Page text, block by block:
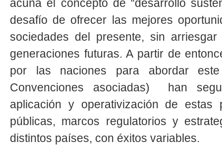
acuña el concepto de “desarrollo
desafío de ofrecer las mejores
sociedades del presente, sin
generaciones futuras. A partir de
por las naciones para abordar
Convenciones asociadas) han
aplicación y operativización de estas
públicas, marcos regulatorios y
distintos países, con éxitos variables.